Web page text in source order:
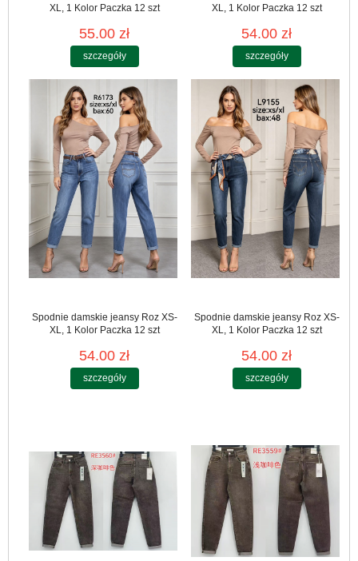
XL, 1 Kolor Paczka 12 szt
55.00 zł
szczegóły
XL, 1 Kolor Paczka 12 szt
54.00 zł
szczegóły
Spodnie damskie jeansy Roz XS-
XL, 1 Kolor Paczka 12 szt
54.00 zł
szczegóły
Spodnie damskie jeansy Roz XS-
XL, 1 Kolor Paczka 12 szt
54.00 zł
szczegóły